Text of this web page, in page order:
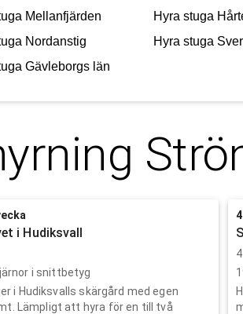
Mellanfjärden Hyra stuga
Nordanstig Hyra stuga
Gävleborgs län
i Hudiksvall
i snittbetyg
i Hudiksvalls skärgård med egen
Lämpligt att hyra för en till två